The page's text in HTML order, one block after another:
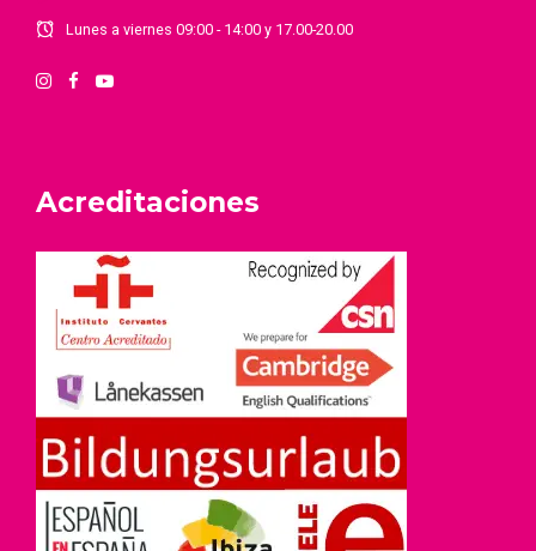
Lunes a viernes 09:00 - 14:00 y 17.00-20.00
Acreditaciones